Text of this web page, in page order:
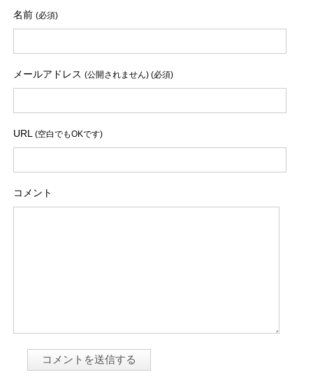
名前 (必須)
メールアドレス (公開されません) (必須)
URL (空白でもOKです)
コメント